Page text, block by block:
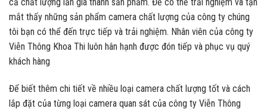
cả chất lượng lẫn giá thành sản phẩm. Để có thể trải nghiệm và tận
mắt thấy những sản phẩm camera chất lượng của công ty chúng
tôi bạn có thể đến trực tiếp và trải nghiệm. Nhân viên của công ty
Viễn Thông Khoa Thi luôn hân hạnh được đón tiếp và phục vụ quý
khách hàng
Để biết thêm chi tiết về nhiều loại camera chất lượng tốt và cách
lắp đặt của từng loại camera quan sát của công ty Viễn Thông